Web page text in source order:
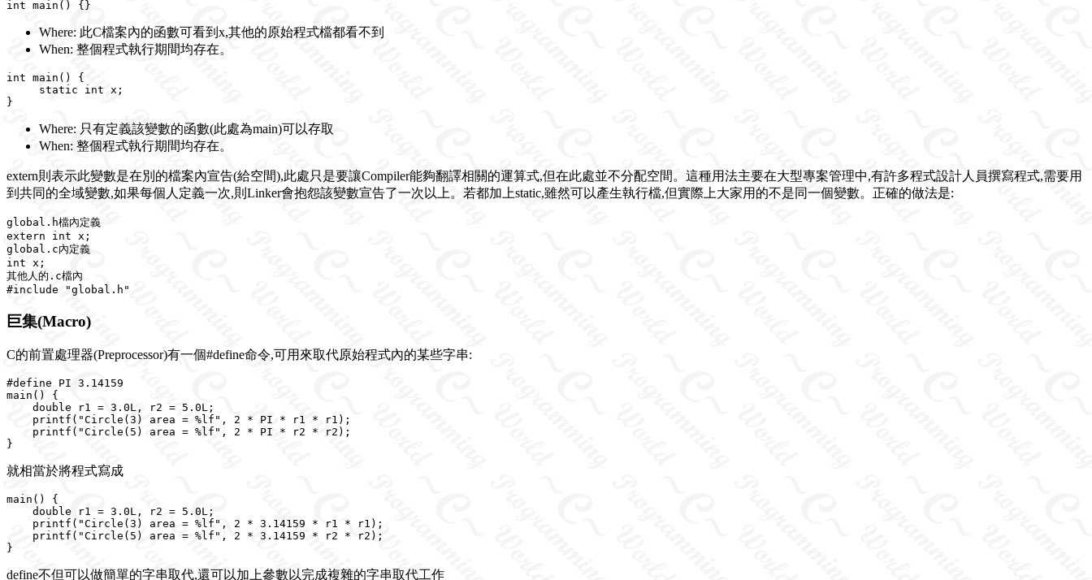
Where: 此C檔案內的函數可看到x,其他的原始程式檔都看不到
When: 整個程式執行期間均存在。
int main() {
     static int x;
Where: 只有定義該變數的函數(此處為main)可以存取
When: 整個程式執行期間均存在。
extern則表示此變數是在別的檔案內宣告(給空間),此處只是要讓Compiler能夠翻譯相關的運算式,但在此處並不分配空間。這種用法主要在大型專案管理中,有許多程式設計人員撰寫程式,需要用
到共同的全域變數,如果每個人定義一次,則Linker會抱怨該變數宣告了一次以上。若都加上static,雖然可以產生執行檔,但實際上大家用的不是同一個變數。正確的做法是:
global.h檔內定義
extern int x;
global.c內定義
int x;
其他人的.c檔內
巨集(Macro)
C的前置處理器(Preprocessor)有一個#define命令,可用來取代原始程式內的某些字串:
#define PI 3.14159
main() {
    double r1 = 3.0L, r2 = 5.0L;
    printf("Circle(3) area = %lf", 2 * PI * r1 * r1);
    printf("Circle(5) area = %lf", 2 * PI * r2 * r2);
就相當於將程式寫成
main() {
    double r1 = 3.0L, r2 = 5.0L;
    printf("Circle(3) area = %lf", 2 * 3.14159 * r1 * r1);
    printf("Circle(5) area = %lf", 2 * 3.14159 * r2 * r2);
define不但可以做簡單的字串取代,還可以加上參數以完成複雜的字串取代工作